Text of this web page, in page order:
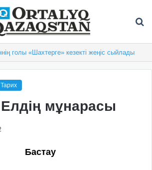
голы «Шахтерге» кезекті жеңіс сыйлады
Тарих
Елдің мұнарасы
Бастау